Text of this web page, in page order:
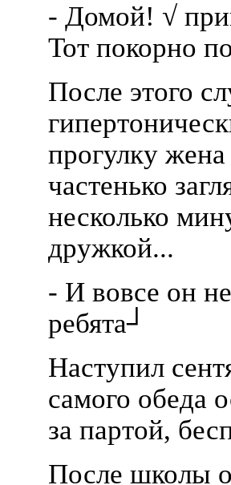
- Домой! √
Тот покорно
После этого
прогулку
частенько
несколько
дружкой...
- И вовсе он
ребята┘
Наступил
самого обеда
за партой,
После школы